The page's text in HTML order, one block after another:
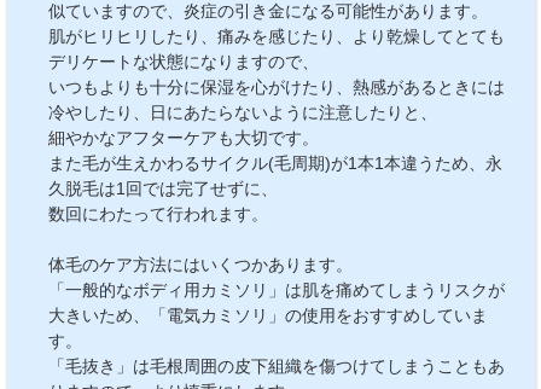
似ていますので、炎症の引き金になる可能性があります。
肌がヒリヒリしたり、痛みを感じたり、より乾燥してとても
デリケートな状態になりますので、
いつもよりも十分に保湿を心がけたり、熱感があるときには
冷やしたり、日にあたらないように注意したりと、
細やかなアフターケアも大切です。
また毛が生えかわるサイクル(毛周期)が1本1本違うため、永
久脱毛は1回では完了せずに、
数回にわたって行われます。
体毛のケア方法にはいくつかあります。
「一般的なボディ用カミソリ」は肌を痛めてしまうリスクが
大きいため、「電気カミソリ」の使用をおすすめしていま
す。
「毛抜き」は毛根周囲の皮下組織を傷つけてしまうこともあ